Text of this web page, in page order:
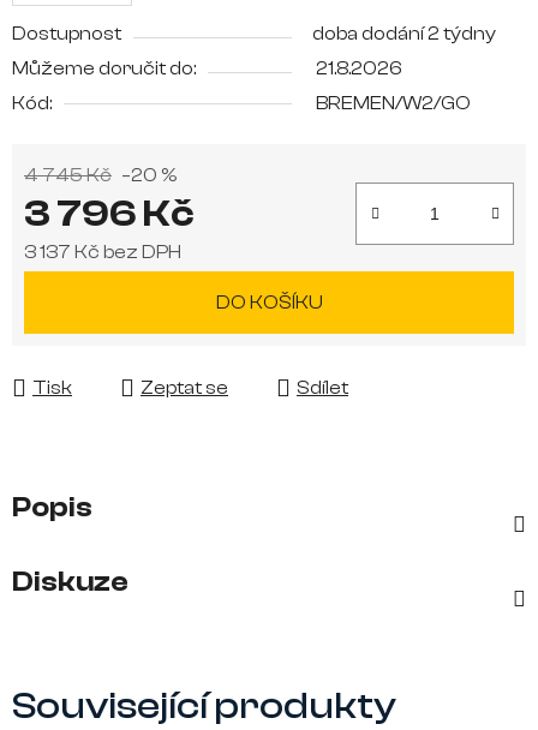
Dostupnost
doba dodání 2 týdny
Můžeme doručit do:
21.8.2026
Kód:
BREMEN/W2/GO
4 745 Kč –20 %
3 796 Kč
3 137 Kč bez DPH
DO KOŠÍKU
Tisk Zeptat se Sdílet
Popis
Diskuze
Související produkty